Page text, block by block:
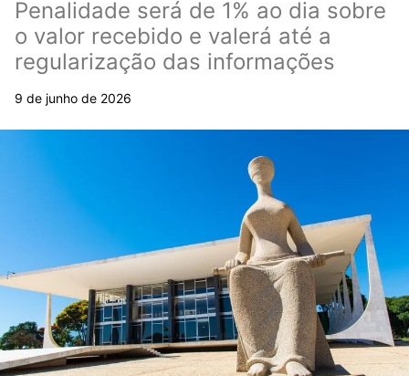
Penalidade será de 1% ao dia sobre
o valor recebido e valerá até a
regularização das informações
9 de junho de 2026